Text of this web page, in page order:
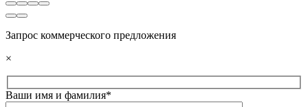
Запрос коммерческого предложения
×
Ваши имя и фамилия*